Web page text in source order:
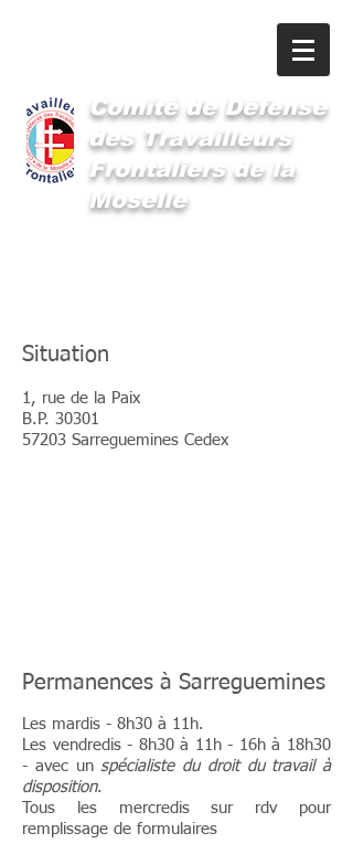
Comitéde Défense
des Travailleurs
Frontaliers de la
Moselle
Situation
1, rue de la Paix
B.P. 30301
57203 Sarreguemines Cedex
Permanences à Sarreguemines
Les mardis - 8h30 à 11h.
Les vendredis - 8h30 à 11h - 16h à 18h30
- avec unspécialiste du droit du travail à
disposition.
Tous les mercredis sur rdv pour
remplissage de formulaires